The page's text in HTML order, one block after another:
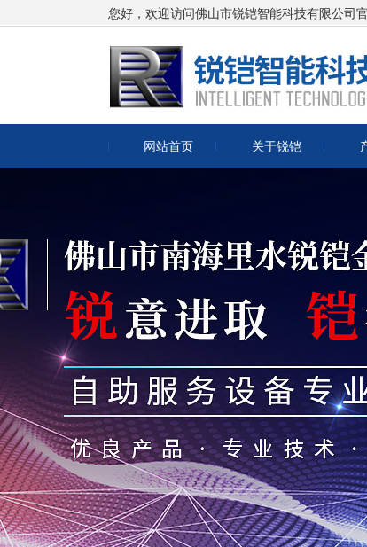
您好，欢迎访问佛山市锐铠智能科技有限公司官
网站首页 关于锐铠